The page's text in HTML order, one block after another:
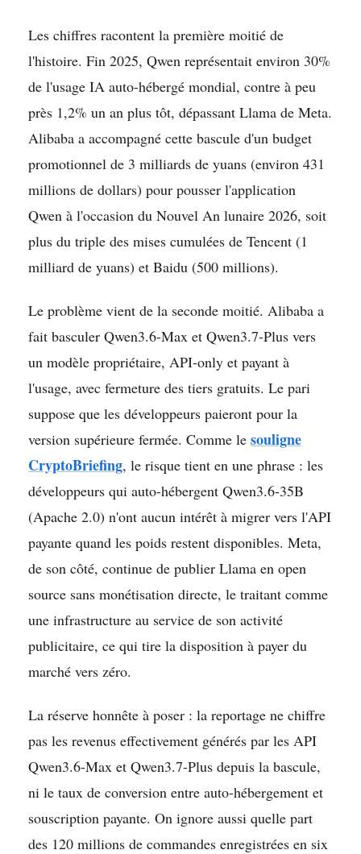
Les chiffres racontent la première moitié de
l'histoire. Fin 2025, Qwen représentait environ 30%
de l'usage IA auto-hébergé mondial, contre à peu
près 1,2% un an plus tôt, dépassant Llama de Meta.
Alibaba a accompagné cette bascule d'un budget
promotionnel de 3 milliards de yuans (environ 431
millions de dollars) pour pousser l'application
Qwen à l'occasion du Nouvel An lunaire 2026, soit
plus du triple des mises cumulées de Tencent (1
milliard de yuans) et Baidu (500 millions).
Le problème vient de la seconde moitié. Alibaba a
fait basculer Qwen3.6-Max et Qwen3.7-Plus vers
un modèle propriétaire, API-only et payant à
l'usage, avec fermeture des tiers gratuits. Le pari
suppose que les développeurs paieront pour la
version supérieure fermée. Comme le souligne
CryptoBriefing, le risque tient en une phrase : les
développeurs qui auto-hébergent Qwen3.6-35B
(Apache 2.0) n'ont aucun intérêt à migrer vers l'API
payante quand les poids restent disponibles. Meta,
de son côté, continue de publier Llama en open
source sans monétisation directe, le traitant comme
une infrastructure au service de son activité
publicitaire, ce qui tire la disposition à payer du
marché vers zéro.
La réserve honnête à poser : la reportage ne chiffre
pas les revenus effectivement générés par les API
Qwen3.6-Max et Qwen3.7-Plus depuis la bascule,
ni le taux de conversion entre auto-hébergement et
souscription payante. On ignore aussi quelle part
des 120 millions de commandes enregistrées en six